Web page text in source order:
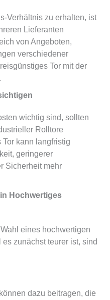
Verhältnis zu erhalten, ist
Lieferanten
von Angeboten,
verschiedener
Tor mit der
wichtig sind, sollten
Rolltore
kann langfristig
geringerer
Sicherheit mehr
Hochwertiges
eines hochwertigen
zunächst teurer ist, sind
dazu beitragen, die